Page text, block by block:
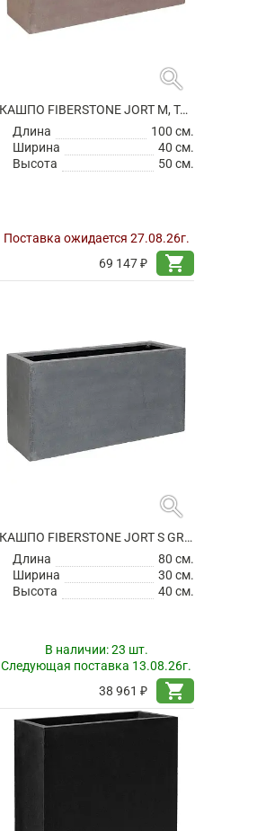
search
КАШПО FIBERSTONE JORT M, TAUPE
Длина
100 см.
Ширина
40 см.
Высота
50 см.
Поставка ожидается 27.08.26г.
69 147 ₽
shopping_cart
search
КАШПО FIBERSTONE JORT S GREY
Длина
80 см.
Ширина
30 см.
Высота
40 см.
В наличии:23 шт.
Следующая поставка 13.08.26г.
38 961 ₽
shopping_cart